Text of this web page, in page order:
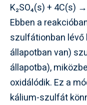
K₂SO₄(s) + 4C(s)
Ebben a
szulfátionban lévő
állapotban van)
állapotba),
oxidálódik. Ez a
kálium-szulfát